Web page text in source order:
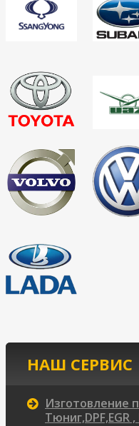
НАШ СЕРВИС
Изготовление
Тюниг,DPF,EGR